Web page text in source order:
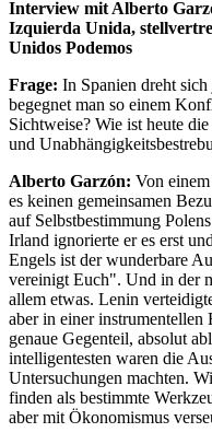
Interview mit Alberto
Izquierda Unida,
Unidos Podemos
Frage: In Spanien dreht
begegnet man so einem
Sichtweise? Wie ist heute
und
Alberto Garzón: Von
es keinen gemeinsamen
auf Selbstbestimmung
Irland ignorierte er es erst
Engels ist der wunderbare
vereinigt Euch". Und in der
allem etwas. Lenin
aber in einer
genaue Gegenteil, absolut
intelligentesten waren die
Untersuchungen machten.
finden als bestimmte
aber mit Ökonomismus